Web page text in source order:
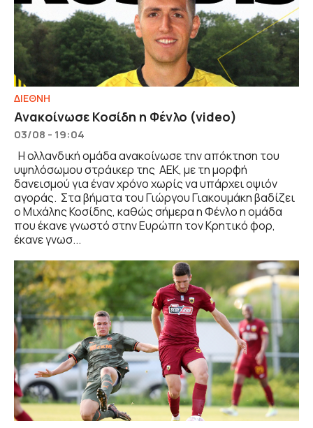
ΔΙΕΘΝΗ
Ανακοίνωσε Κοσίδη η Φένλο (video)
03/08 - 19:04
Η ολλανδική ομάδα ανακοίνωσε την απόκτηση του
υψηλόσωμου στράικερ της ΑΕΚ, με τη μορφή
δανεισμού για έναν χρόνο χωρίς να υπάρχει οψιόν
αγοράς. Στα βήματα του Γιώργου Γιακουμάκη βαδίζει
ο Μιχάλης Κοσίδης, καθώς σήμερα η Φένλο η ομάδα
που έκανε γνωστό στην Ευρώπη τον Κρητικό φορ,
έκανε γνωσ...